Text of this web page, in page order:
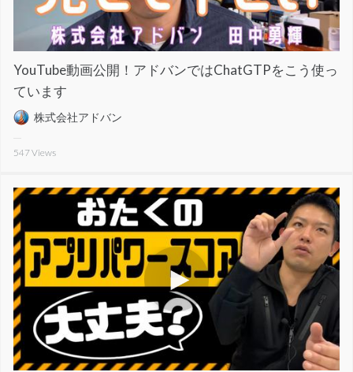
YouTube動画公開！アドバンではChatGTPをこう使っ
ています
株式会社アドバン
547Views